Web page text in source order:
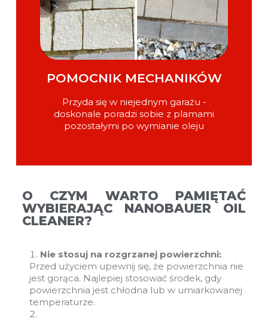
POMOCNIK MECHANIKÓW
Przyda się w niejednym garażu -
doskonale poradzi sobie z plamami
pozostałymi po wymianie oleju
O CZYM WARTO PAMIĘTAĆ
WYBIERAJĄC NANOBAUER OIL
CLEANER?
Nie stosuj na rozgrzanej powierzchni:
Przed użyciem upewnij się, że powierzchnia nie
jest gorąca. Najlepiej stosować środek, gdy
powierzchnia jest chłodna lub w umiarkowanej
temperaturze.